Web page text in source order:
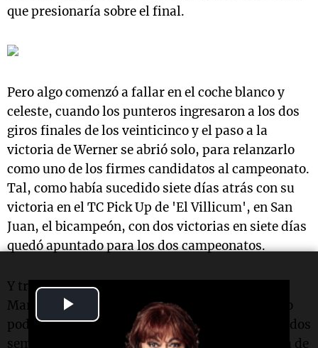
Video
que presionaría sobre el final.
Pero algo comenzó a fallar en el coche blanco y
celeste, cuando los punteros ingresaron a los dos
giros finales de los veinticinco y el paso a la
victoria de Werner se abrió solo, para relanzarlo
como uno de los firmes candidatos al campeonato.
Tal, como había sucedido siete días atrás con su
victoria en el TC Pick Up de 'El Villicum', en San
Juan, el bicampeón, con dos victorias en siete días
quedó apuntado para los dos campeonatos.
Y tras saludar a todas las madres en su día,
Mariano Werner charló de eso con C3M en pleno
podio del autódromo nicoleño, donde festejaba dos
semanas en las que su equipo dio una respuesta de